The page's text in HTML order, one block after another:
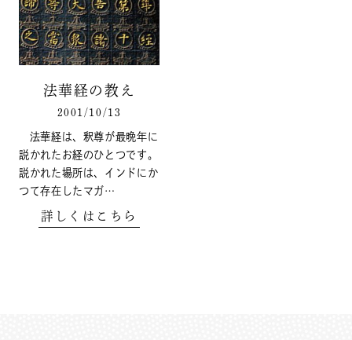
法華経の教え
2001/10/13
法華経は、釈尊が最晩年に
説かれたお経のひとつです。
説かれた場所は、インドにか
つて存在したマガ…
詳しくはこちら